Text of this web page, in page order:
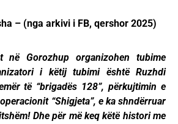
– (nga arkivi i FB, qershor 2025)
Gorozhup organizohen tubime
i këtij tubimi është Ruzhdi
të “brigadës 128”, përkujtimin e
“Shigjeta”, e ka shndërruar
Dhe për më keq këtë histori me